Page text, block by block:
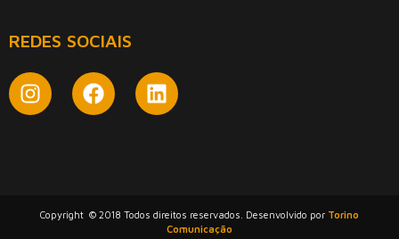
REDES SOCIAIS
Copyright © 2018 Todos direitos reservados. Desenvolvido por Torino
Comunicação